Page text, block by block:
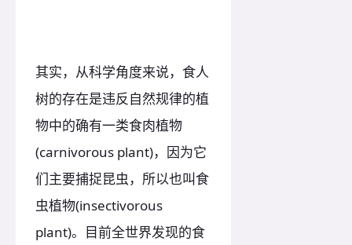
其实，从科学角度来说，食人
树的存在是违反自然规律的植
物中的确有一类食肉植物
(carnivorous plant)，因为它
们主要捕捉昆虫，所以也叫食
虫植物(insectivorous
plant)。目前全世界发现的食